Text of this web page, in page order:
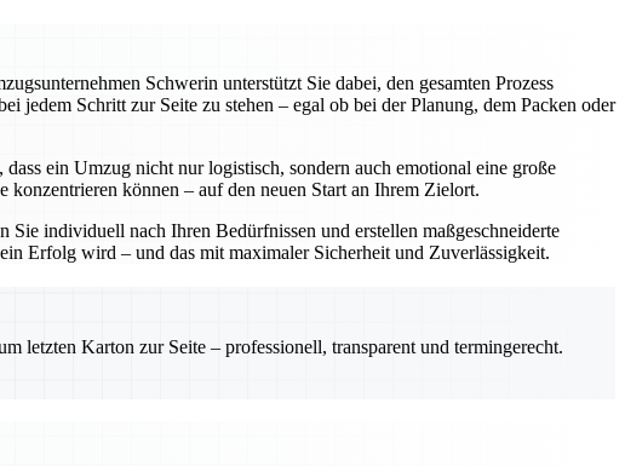
Schwerin unterstützt Sie dabei, den gesamten Prozess
jedem Schritt zur Seite zu stehen – egal ob bei der Planung, dem Packen oder
ein Umzug nicht nur logistisch, sondern auch emotional eine große
konzentrieren können – auf den neuen Start an Ihrem Zielort.
individuell nach Ihren Bedürfnissen und erstellen maßgeschneiderte
Erfolg wird – und das mit maximaler Sicherheit und Zuverlässigkeit.
letzten Karton zur Seite – professionell, transparent und termingerecht.